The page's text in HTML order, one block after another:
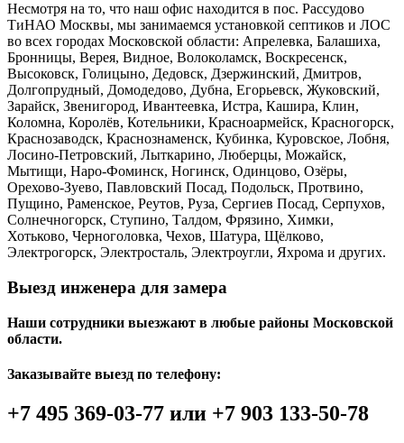
Несмотря на то, что наш офис находится в пос. Рассудово
ТиНАО Москвы, мы занимаемся установкой септиков и ЛОС
во всех городах Московской области: Апрелевка, Балашиха,
Бронницы, Верея, Видное, Волоколамск, Воскресенск,
Высоковск, Голицыно, Дедовск, Дзержинский, Дмитров,
Долгопрудный, Домодедово, Дубна, Егорьевск, Жуковский,
Зарайск, Звенигород, Ивантеевка, Истра, Кашира, Клин,
Коломна, Королёв, Котельники, Красноармейск, Красногорск,
Краснозаводск, Краснознаменск, Кубинка, Куровское, Лобня,
Лосино-Петровский, Лыткарино, Люберцы, Можайск,
Мытищи, Наро-Фоминск, Ногинск, Одинцово, Озёры,
Орехово-Зуево, Павловский Посад, Подольск, Протвино,
Пущино, Раменское, Реутов, Руза, Сергиев Посад, Серпухов,
Солнечногорск, Ступино, Талдом, Фрязино, Химки,
Хотьково, Черноголовка, Чехов, Шатура, Щёлково,
Электрогорск, Электросталь, Электроугли, Яхрома и других.
Выезд инженера для замера
Наши сотрудники выезжают в любые районы Московской
области.
Заказывайте выезд по телефону:
+7 495 369-03-77 или +7 903 133-50-78